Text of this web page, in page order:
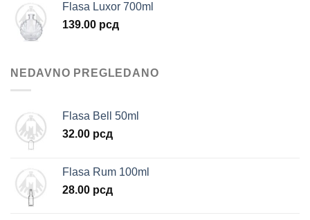
Flasa Luxor 700ml
139.00 рсд
NEDAVNO PREGLEDANO
Flasa Bell 50ml
32.00 рсд
Flasa Rum 100ml
28.00 рсд